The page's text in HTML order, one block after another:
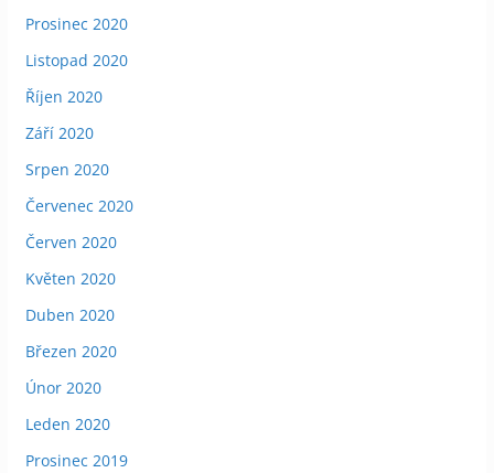
Prosinec 2020
Listopad 2020
Říjen 2020
Září 2020
Srpen 2020
Červenec 2020
Červen 2020
Květen 2020
Duben 2020
Březen 2020
Únor 2020
Leden 2020
Prosinec 2019